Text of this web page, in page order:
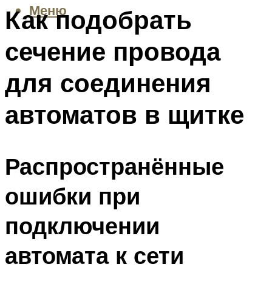
Меню
Как подобрать
сечение провода
для соединения
автоматов в щитке
Распространённые
ошибки при
подключении
автомата к сети